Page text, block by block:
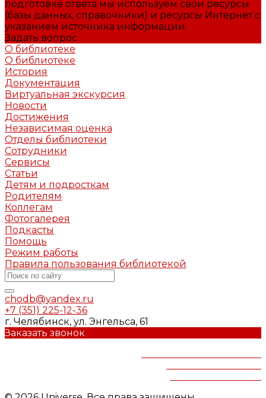
подготовке ответа мы используем свои ресурсы
(базы данных, справочники) и ресурсы Интернет с
указанием источника информации.
Задать вопрос
О библиотеке
О библиотеке
История
Документация
Виртуальная экскурсия
Новости
Достижения
Независимая оценка
Отделы библиотеки
Сотрудники
Сервисы
Статьи
Детям и подросткам
Родителям
Коллегам
Фотогалерея
Подкасты
Помощь
Режим работы
Правила пользования библиотекой
chodb@yandex.ru
+7 (351) 225-12-36
г. Челябинск, ул. Энгельса, 61
Заказать звонок